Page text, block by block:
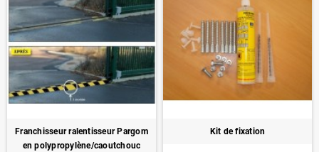
Franchisseur ralentisseur Pargom
en polypropylène/caoutchouc
Kit de fixation